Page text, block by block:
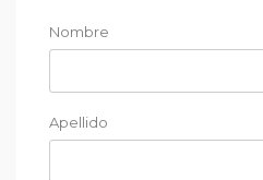
Nombre
Apellido